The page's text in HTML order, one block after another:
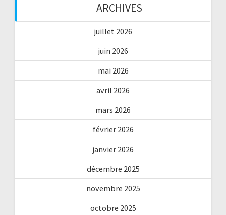
ARCHIVES
juillet 2026
juin 2026
mai 2026
avril 2026
mars 2026
février 2026
janvier 2026
décembre 2025
novembre 2025
octobre 2025